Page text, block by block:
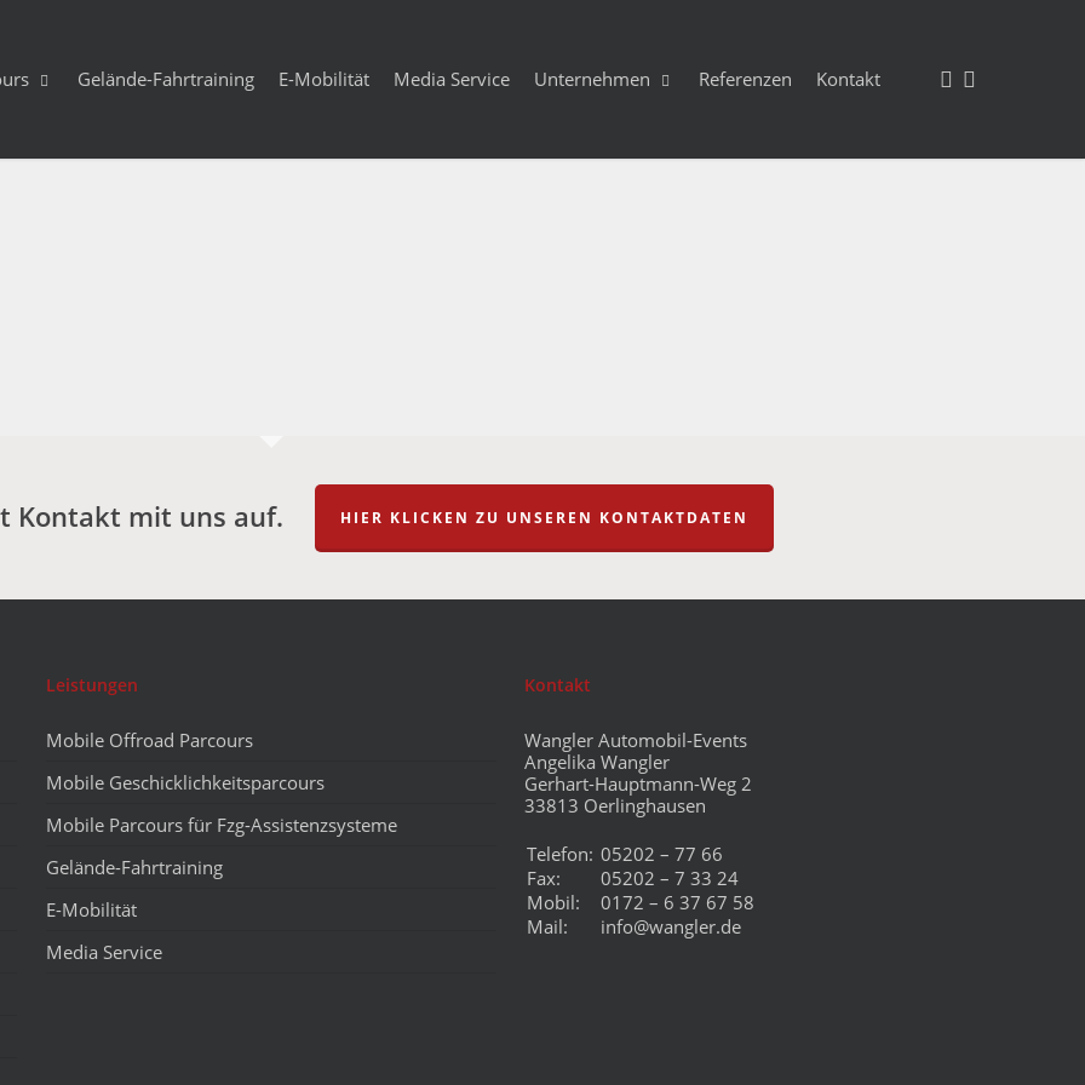
Gelände-Fahrtraining E-Mobilität Media Service Unternehmen Referenzen Kontakt facebookinstagram
Kontakt mit uns auf. HIER KLICKEN ZU UNSEREN KONTAKTDATEN
Leistungen
Mobile Offroad Parcours
Mobile Geschicklichkeitsparcours
Mobile Parcours für Fzg-Assistenzsysteme
Gelände-Fahrtraining
E-Mobilität
Media Service
Kontakt
Wangler Automobil-Events
Angelika Wangler
Gerhart-Hauptmann-Weg 2
33813 Oerlinghausen
Telefon: 05202 – 77 66
Fax:
05202 – 7 33 24
Mobil:
0172 – 6 37 67 58
Mail:
info@wangler.de